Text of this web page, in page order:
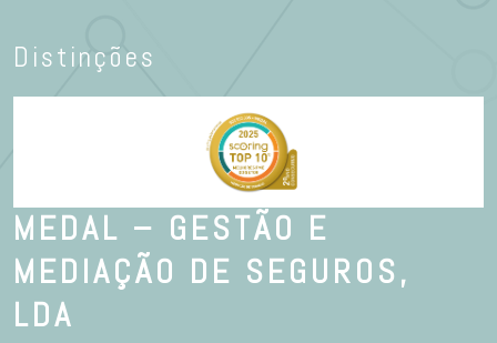
Distinções
MEDAL – GESTÃO E
MEDIAÇÃO DE SEGUROS,
LDA